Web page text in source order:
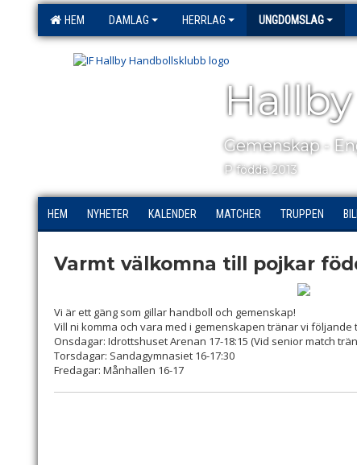
HEM DAMLAG HERRLAG UNGDOMSLAG
Gemenskap -
P födda 2013
HEM NYHETER KALENDER MATCHER TRUPPEN
Varmt välkomna till pojkar
Vi är ett gäng som gillar handboll och gemenskap!
Vill ni komma och vara med i gemenskapen tränar vi följande
Onsdagar: Idrottshuset Arenan 17-18:15 (Vid senior match
Torsdagar: Sandagymnasiet 16-17:30
Fredagar: Månhallen 16-17